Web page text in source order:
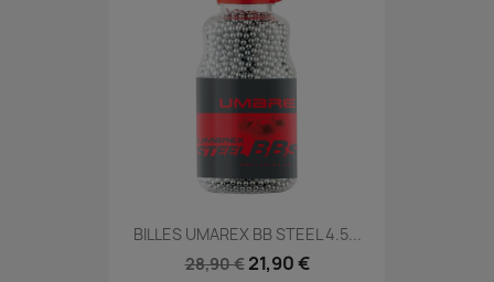
BILLES UMAREX BB STEEL 4.5...
28,90 € 21,90 €